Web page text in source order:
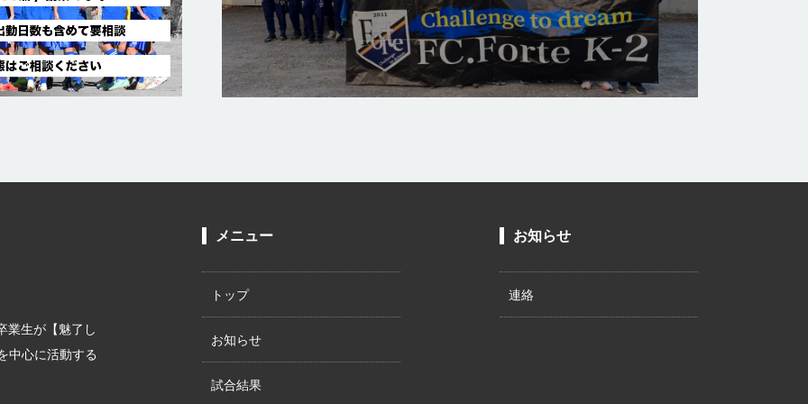
業生が【魅了し
中心に活動する
メニュー
トップ
お知らせ
試合結果
お知らせ
連絡